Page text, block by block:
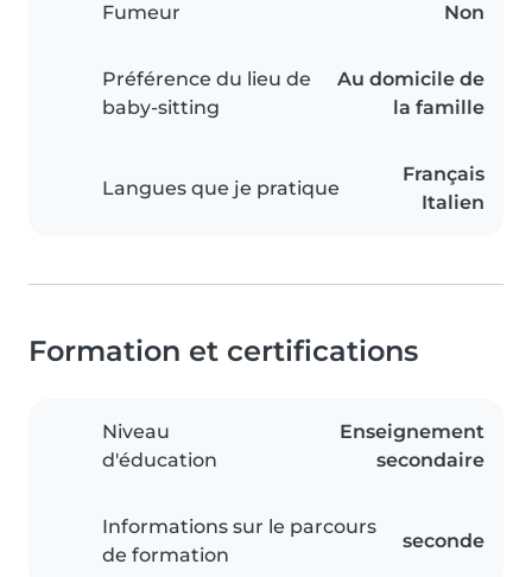
Fumeur Non
Préférence du lieu de
baby-sitting
Au domicile de
la famille
Langues que je pratique
Français
Italien
Formation et certifications
Niveau
d'éducation
Enseignement
secondaire
Informations sur le parcours
de formation
seconde